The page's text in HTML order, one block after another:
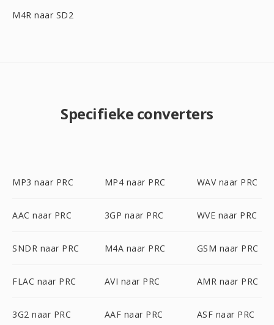
M4R naar SD2
Specifieke converters
MP3 naar PRC MP4 naar PRC WAV naar PRC
AAC naar PRC 3GP naar PRC WVE naar PRC
SNDR naar PRC M4A naar PRC GSM naar PRC
FLAC naar PRC AVI naar PRC AMR naar PRC
3G2 naar PRC AAF naar PRC ASF naar PRC